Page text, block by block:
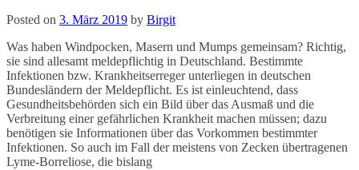
Posted on 3. März 2019 by Birgit
Was haben Windpocken, Masern und Mumps gemeinsam? Richtig,
sie sind allesamt meldepflichtig in Deutschland. Bestimmte
Infektionen bzw. Krankheitserreger unterliegen in deutschen
Bundesländern der Meldepflicht. Es ist einleuchtend, dass
Gesundheitsbehörden sich ein Bild über das Ausmaß und die
Verbreitung einer gefährlichen Krankheit machen müssen; dazu
benötigen sie Informationen über das Vorkommen bestimmter
Infektionen. So auch im Fall der meistens von Zecken übertragenen
Lyme-Borreliose, die bislang